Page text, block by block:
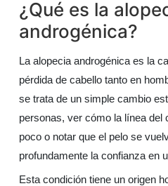
¿Qué es la
androgénica?
La alopecia androgénica es la
pérdida de cabello tanto en
se trata de un simple cambio
personas, ver cómo la línea del
poco o notar que el pelo se
profundamente la confianza en
Esta condición tiene un origen